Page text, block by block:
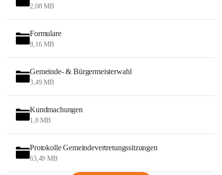
2,08 MB
Formulare
8,16 MB
Gemeinde- & Bürgermeisterwahl
3,49 MB
Kundmachungen
1,8 MB
Protokolle Gemeindevertretungssitzungen
63,49 MB